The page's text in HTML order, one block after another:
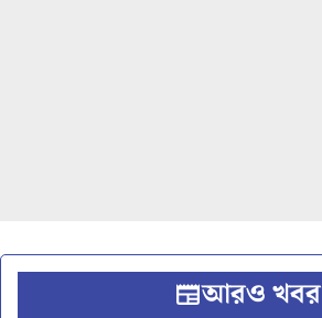
আরও খবর